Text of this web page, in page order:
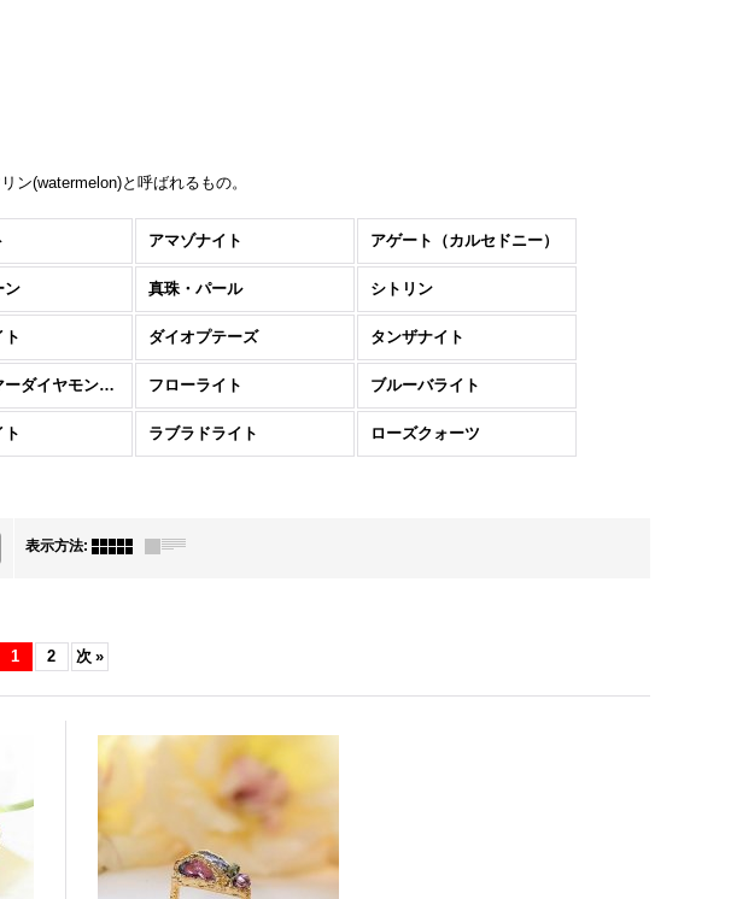
ン(watermelon)と呼ばれるもの。
アマゾナイト アゲート（カルセドニー）
ン 真珠・パール シトリン
ト ダイオプテーズ タンザナイト
ハーキーマーダイヤモンド / ダイヤモンドクォーツ フローライト ブルーバライト
ト ラブラドライト ローズクォーツ
表示方法:
1 2 次 »